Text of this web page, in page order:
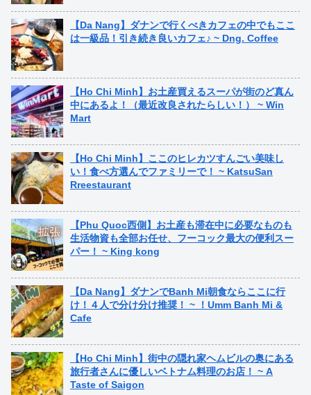
【Da Nang】ダナンで行くべきカフェの中でもここ
は一級品！引き続き良いカフェ♪ ~ Dng. Coffee
【Ho Chi Minh】お土産買えるスーパが街のど真ん
中にあるよ！（最近改良されたらしい！） ~ Win
Mart
【Ho Chi Minh】ここのヒレカツすんごい美味し
い！食べ方選んでファミリーで！ ~ KatsuSan
Rreestaurant
【Phu Quoc西側】お土産も滞在中に必要なものも
生活物資も全部お任せ、フーコック最大の便利スー
パー！ ~ King kong
【Da Nang】ダナンでBanh Mi朝食ならここに行
け！４人で分け分け推奨！ ~ ！Umm Banh Mi &
Cafe
【Ho Chi Minh】街中の隠れ家ヘムビルの奥にある
旅行者さんに優しいベトナム料理のお店！ ~ A
Taste of Saigon